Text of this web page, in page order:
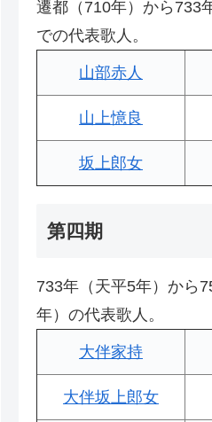
遷都（710年）から733
での代表歌人。
山部赤人
山上憶良
坂上郎女
第四期
733年（天平5年）から
年）の代表歌人。
大伴家持
大伴坂上郎女